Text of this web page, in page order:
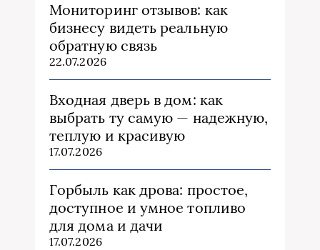
Мониторинг отзывов: как
бизнесу видеть реальную
обратную связь
22.07.2026
Входная дверь в дом: как
выбрать ту самую — надежную,
теплую и красивую
17.07.2026
Горбыль как дрова: простое,
доступное и умное топливо
для дома и дачи
17.07.2026